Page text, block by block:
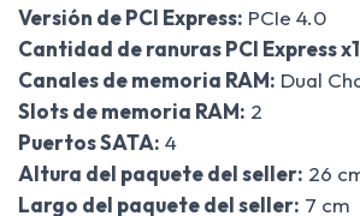
Versión de PCI Express: PCIe 4.0
Cantidad de ranuras PCI Express
Canales de memoria RAM: Dual
Slots de memoria RAM: 2
Puertos SATA: 4
Altura del paquete del seller: 26
Largo del paquete del seller: 7 cm